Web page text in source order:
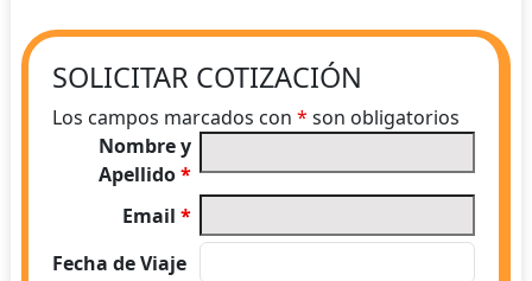
SOLICITAR COTIZACIÓN
Los campos marcados con * son obligatorios
Nombre y
Apellido*
Email*
Fecha de Viaje